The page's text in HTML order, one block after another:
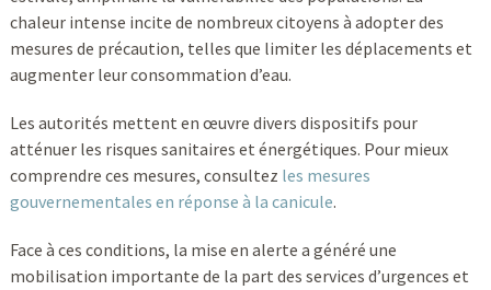
chaleur intense incite de nombreux citoyens à adopter des
mesures de précaution, telles que limiter les déplacements et
augmenter leur consommation d’eau.
Les autorités mettent en œuvre divers dispositifs pour
atténuer les risques sanitaires et énergétiques. Pour mieux
comprendre ces mesures, consultez les mesures
gouvernementales en réponse à la canicule.
Face à ces conditions, la mise en alerte a généré une
mobilisation importante de la part des services d’urgences et